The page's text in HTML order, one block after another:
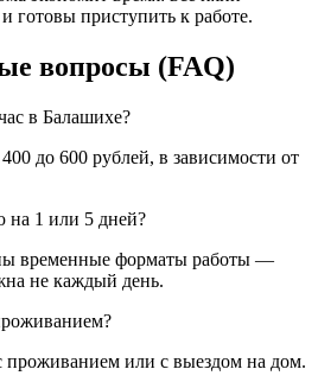
готовы приступить к работе.
вопросы (FAQ)
в Балашихе?
до 600 рублей, в зависимости от
1 или 5 дней?
временные форматы работы —
не каждый день.
или с выездом на дом.